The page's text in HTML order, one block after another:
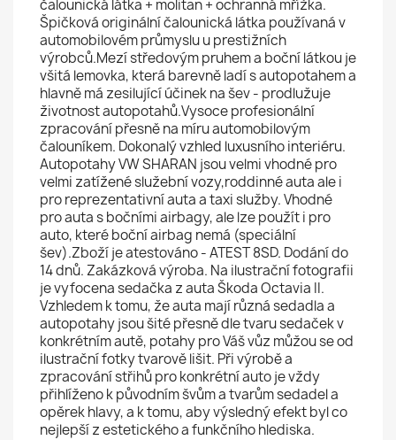
čalounická látka + molitan + ochranná mřížka.
Špičková originální čalounická látka používaná v
automobilovém průmyslu u prestižních
výrobců.Mezí středovým pruhem a boční látkou je
všitá lemovka, která barevně ladí s autopotahem a
hlavně má zesilující účinek na šev - prodlužuje
životnost autopotahů.Vysoce profesionální
zpracování přesně na míru automobilovým
čalouníkem. Dokonalý vzhled luxusního interiéru.
Autopotahy VW SHARAN jsou velmi vhodné pro
velmi zatížené služební vozy,roddinné auta ale i
pro reprezentativní auta a taxi služby. Vhodné
pro auta s bočními airbagy, ale lze použít i pro
auto, které boční airbag nemá (speciální
šev).Zboží je atestováno - ATEST 8SD. Dodání do
14 dnů. Zakázková výroba. Na ilustrační fotografii
je vyfocena sedačka z auta Škoda Octavia II.
Vzhledem k tomu, že auta mají různá sedadla a
autopotahy jsou šité přesně dle tvaru sedaček v
konkrétním autě, potahy pro Váš vůz můžou se od
ilustrační fotky tvarově lišit. Při výrobě a
zpracování střihů pro konkrétní auto je vždy
přihlíženo k původním švům a tvarům sedadel a
opěrek hlavy, a k tomu, aby výsledný efekt byl co
nejlepší z estetického a funkčního hlediska.